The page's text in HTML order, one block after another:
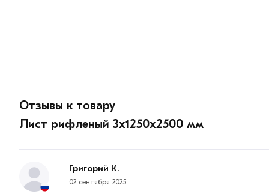
Отзывы к товару
Лист рифленый 3х1250х2500 мм
Григорий К.
02 сентября 2025